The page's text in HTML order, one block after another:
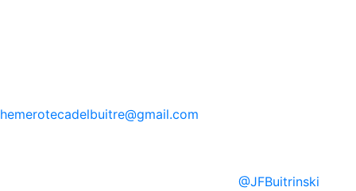
hemerotecadelbuitre@gmail.com
@JFBuitrinski